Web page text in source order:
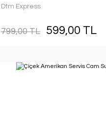
Dtm Express
799,00 TL 599,00 TL